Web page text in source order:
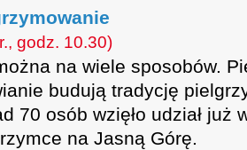
godz. 10.30)
na wiele sposobów.
budują tradycję
70 osób wzięło udział już
na Jasną Górę.